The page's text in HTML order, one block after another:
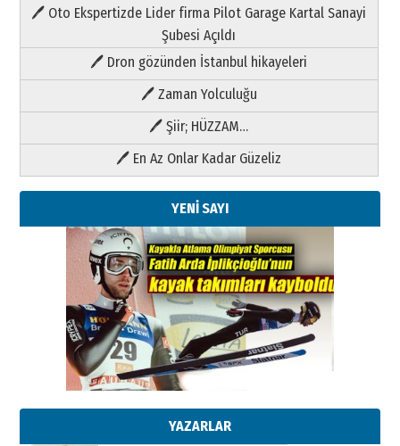
🖊 Oto Ekspertizde Lider firma Pilot Garage Kartal Sanayi
Şubesi Açıldı
🖊 Dron gözünden İstanbul hikayeleri
🖊 Zaman Yolculuğu
🖊 Şiir; HÜZZAM…
🖊 En Az Onlar Kadar Güzeliz
YENİ SAYI
YAZARLAR
Kenan GÜLERCİ
Metin Külünk: Aileyi Korumak
Geleceği Korumaktır
11 Mayıs 2026 Pazartesi